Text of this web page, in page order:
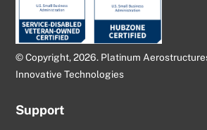
© Copyright, 2026. Platinum
Innovative Technologies
Support